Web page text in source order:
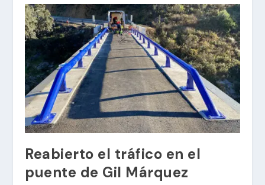
Reabierto el tráfico en el
puente de Gil Márquez